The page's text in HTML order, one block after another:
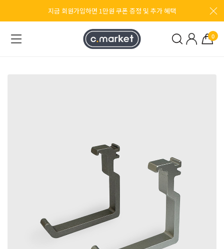
지금 회원가입하면 1만원 쿠폰 증정 및 추가 혜택
0